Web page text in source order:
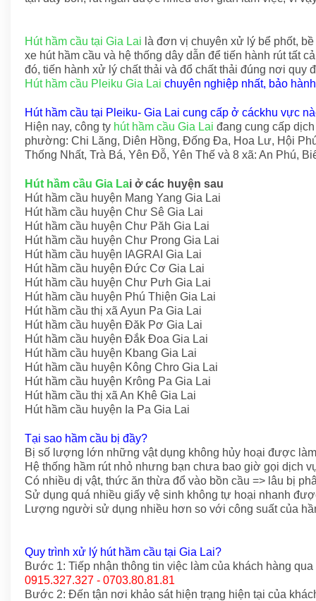
Hút hầm cầu tại Gia Lai là đơn vị chuyên xử lý bể phốt,
xe hút hầm cầu và hệ thống dây dẫn để tiến hành rút tất
đó, tiến hành xử lý chất thải và đổ chất thải đúng nơi quy
Hút hầm cầu Pleiku Gia Lai chuyên nghiệp nhất, bảo
Hút hầm cầu tại Pleiku- Gia Lai cung cấp ở cáckhu vực
Hiện nay, công ty hút hầm cầu Gia Lai đang cung cấp
phường: Chi Lăng, Diên Hồng, Đống Đa, Hoa Lư, Hội
Thống Nhất, Trà Bá, Yên Đỗ, Yên Thế và 8 xã: An Phú,
Hút hầm cầu Gia Lai ở các huyện sau
Hút hầm cầu huyện Mang Yang Gia Lai
Hút hầm cầu huyện Chư Sê Gia Lai
Hút hầm cầu huyện Chư Păh Gia Lai
Hút hầm cầu huyện Chư Prong Gia Lai
Hút hầm cầu huyện IAGRAI Gia Lai
Hút hầm cầu huyện Đức Cơ Gia Lai
Hút hầm cầu huyện Chư Pưh Gia Lai
Hút hầm cầu huyện Phú Thiện Gia Lai
Hút hầm cầu thị xã Ayun Pa Gia Lai
Hút hầm cầu huyện Đăk Pơ Gia Lai
Hút hầm cầu huyện Đắk Đoa Gia Lai
Hút hầm cầu huyện Kbang Gia Lai
Hút hầm cầu huyện Kông Chro Gia Lai
Hút hầm cầu huyện Krông Pa Gia Lai
Hút hầm cầu thị xã An Khê Gia Lai
Hút hầm cầu huyện Ia Pa Gia Lai
Tại sao hầm cầu bị đầy?
Bị số lượng lớn những vật dụng không hủy hoại được
Hệ thống hầm rút nhỏ nhưng bạn chưa bao giờ gọi dịch
Có nhiều dị vật, thức ăn thừa đổ vào bồn cầu => lâu bị
Sử dụng quá nhiều giấy vệ sinh không tự hoại nhanh
Lượng người sử dụng nhiều hơn so với công suất của
Quy trình xử lý hút hầm cầu tại Gia Lai?
Bước 1: Tiếp nhận thông tin việc làm của khách hàng
0915.327.327 - 0703.80.81.81
Bước 2: Đến tận nơi khảo sát hiện trạng hiện tại của